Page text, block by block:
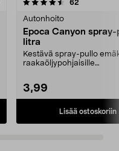
62
Autonhoito
Epoca Canyon spray-
litra
Kestävä spray-pullo
raakaöljypohjaisille
3,99
Lisää ostoskoriin
4.0 viidestä